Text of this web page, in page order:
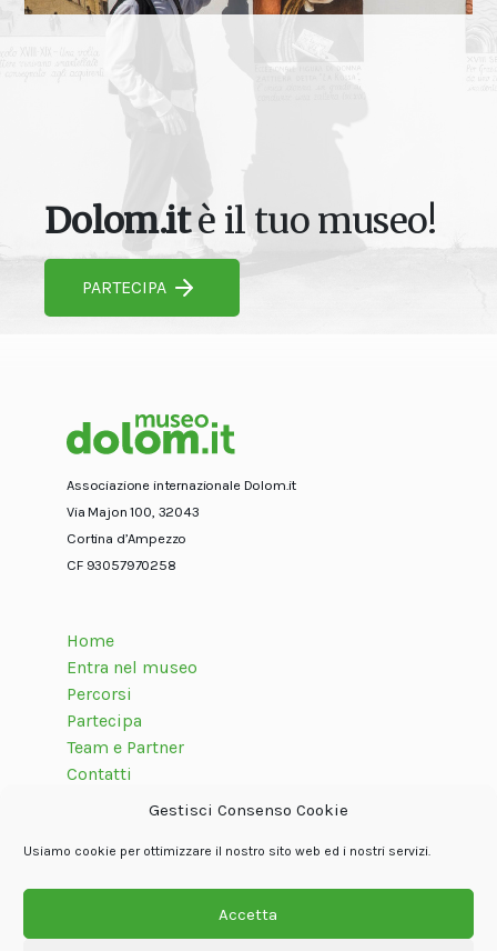
Gestisci Consenso Cookie
Usiamo cookie per ottimizzare il nostro sito web ed i nostri servizi.
Accetta
Dolom.itè il tuo museo!
PARTECIPA
Associazione internazionale Dolom.it
Via Majon 100, 32043
Cortina d’Ampezzo
CF 93057970258
Home
Entra nel museo
Percorsi
Partecipa
Team e Partner
Contatti
Seguici su